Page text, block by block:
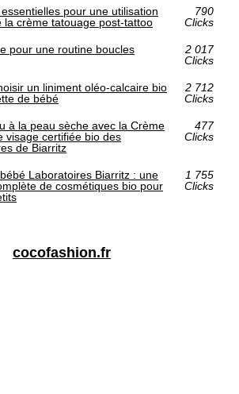
pour une utilisation
la crème tatouage post-tattoo
790
Clicks
pour une routine boucles
2 017
Clicks
un liniment oléo-calcaire bio
de bébé
2 712
Clicks
à la peau sèche avec la Crème
visage certifiée bio des
de Biarritz
477
Clicks
Laboratoires Biarritz : une
de cosmétiques bio pour
1 755
Clicks
cocofashion.fr